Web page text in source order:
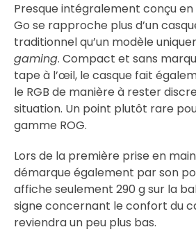
Presque intégralement conçu en
Go se rapproche plus d’un
traditionnel qu’un modèle
gaming. Compact et sans
tape à l’œil, le casque fait
le RGB de manière à rester
situation. Un point plutôt rare
gamme ROG.
Lors de la première prise en
démarque également par son
affiche seulement 290 g sur la
signe concernant le confort du
reviendra un peu plus bas.